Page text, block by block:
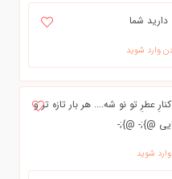
شما
وارد شوید
عطرِ تو نو شه.... هر بار تازه تر و
@};- @};-
شوید